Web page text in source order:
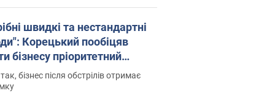
швидкі та нестандартні
Корецький пообіцяв
бізнесу пріоритетний
до наявних складських
бізнес після обстрілів отримає